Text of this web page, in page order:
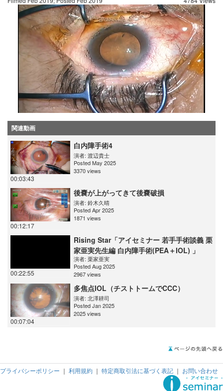
関連動画
00:03:43
白内障手術4
演者: 渡辺貴士
Posted May 2025
3370 views
00:12:17
後嚢が上がってきて後嚢破損
演者: 鈴木久晴
Posted Apr 2025
1871 views
00:22:55
Rising Star「アイセミナー 若手手術談義 栗
家亜実先生編 白内障手術(PEA＋IOL) 」
演者: 栗家亜実
Posted Aug 2025
2967 views
00:07:04
多焦点IOL（チストトームでCCC）
演者: 北澤耕司
Posted Jan 2025
2025 views
プライバシーポリシー ｜ 利用規約 ｜ 特定商取引法に基づく表記 ｜ お問い合わせ